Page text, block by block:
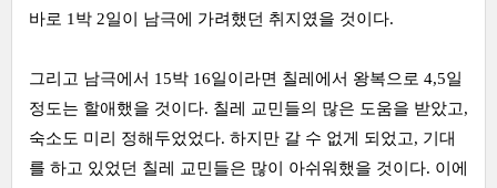
바로 1박 2일이 남극에 가려했던 취지였을 것이다.
그리고 남극에서 15박 16일이라면 칠레에서 왕복으로 4,5일
정도는 할애했을 것이다. 칠레 교민들의 많은 도움을 받았고,
숙소도 미리 정해두었었다. 하지만 갈 수 없게 되었고, 기대
를 하고 있었던 칠레 교민들은 많이 아쉬워했을 것이다. 이에